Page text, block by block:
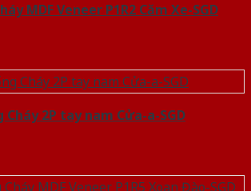
MDF Veneer P1R2 Căm Xe-SGD
Cháy 2P tay nam Cửa-a-SGD